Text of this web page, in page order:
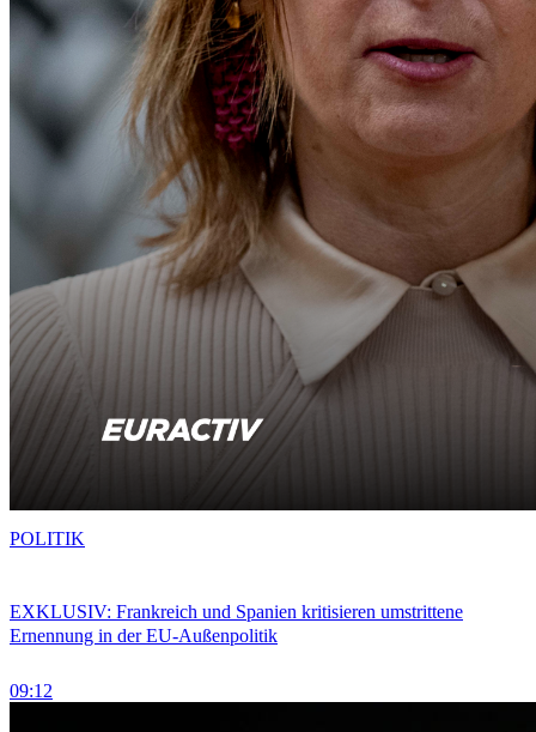
EXKLUSIV: Frankreich und Spanien kritisieren umstrittene
Ernennung in der EU-Außenpolitik
09:12
POLITIK